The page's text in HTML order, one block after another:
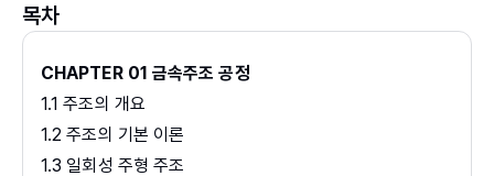
목차
CHAPTER 01 금속주조 공정
1.1 주조의 개요
1.2 주조의 기본 이론
1.3 일회성 주형 주조